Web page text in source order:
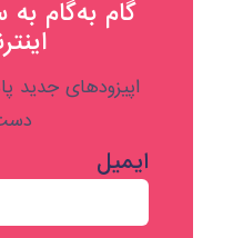
گام به‌گام به‌
اپیزودهای جدید
ایمیل